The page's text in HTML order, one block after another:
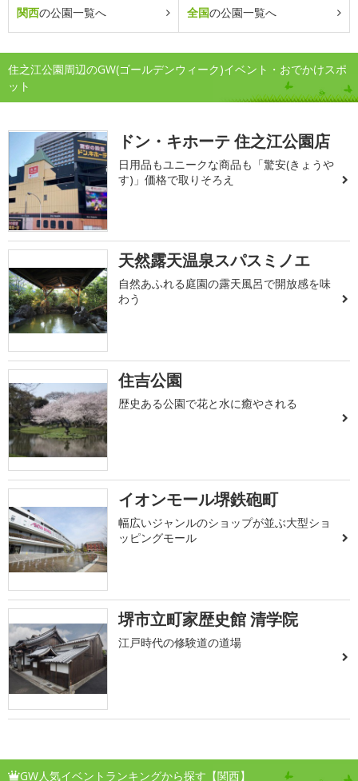
関西の公園一覧へ 全国の公園一覧へ
住之江公園周辺のGW(ゴールデンウィーク)イベント・おでかけスポ
ット
ドン・キホーテ 住之江公園店
日用品もユニークな商品も「驚安(きょうや
す)」価格で取りそろえ
天然露天温泉スパスミノエ
自然あふれる庭園の露天風呂で開放感を味
わう
住吉公園
歴史ある公園で花と水に癒やされる
イオンモール堺鉄砲町
幅広いジャンルのショップが並ぶ大型ショ
ッピングモール
堺市立町家歴史館 清学院
江戸時代の修験道の道場
GW人気イベントランキングから探す【関西】